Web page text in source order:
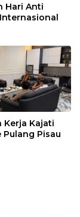
Hari Anti
Kerja Kajati
Pulang Pisau